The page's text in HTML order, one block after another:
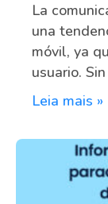
La
una
móvil, ya
usuario.
Leia mais »